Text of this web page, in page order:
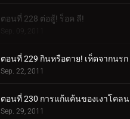
ตอนที่ 228 ต่อสู้! ร็อค ลี!
Sep. 09, 2011
ตอนที่ 229 กินหรือตาย! เห็ดจากนรก
Sep. 22, 2011
ตอนที่ 230 การแก้แค้นของเงาโคลน
Sep. 29, 2011